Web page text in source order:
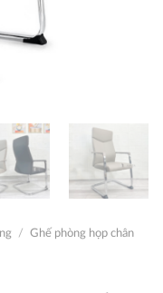
/ Ghế phòng họp chân